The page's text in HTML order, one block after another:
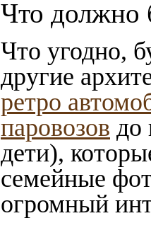
Что должно
Что угодно,
другие
ретро
паровозов до
дети),
семейные
огромный